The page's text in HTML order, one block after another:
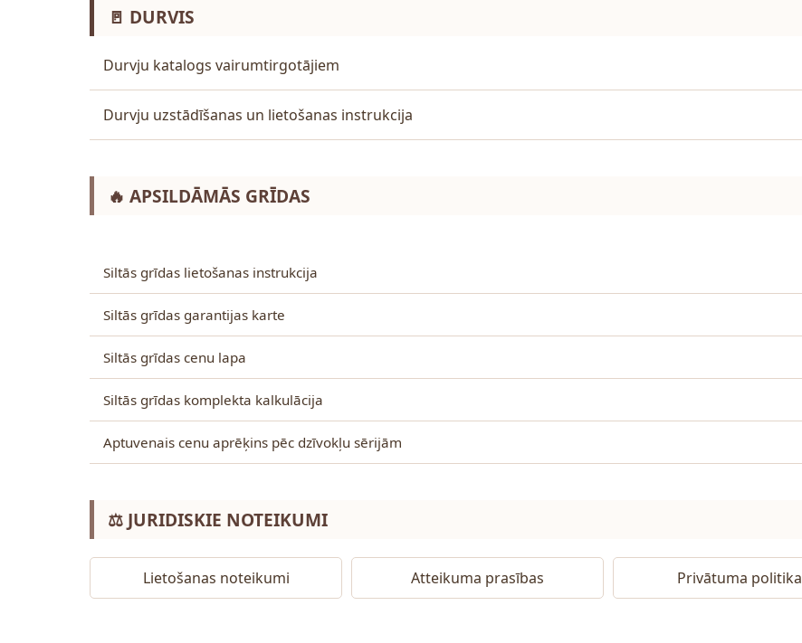
🚪 DURVIS
Durvju katalogs vairumtirgotājiem
Durvju uzstādīšanas un lietošanas instrukcija
🔥 APSILDĀMĀS GRĪDAS
Siltās grīdas lietošanas instrukcija
Siltās grīdas garantijas karte
Siltās grīdas cenu lapa
Siltās grīdas komplekta kalkulācija
Aptuvenais cenu aprēķins pēc dzīvokļu sērijām
⚖️ JURIDISKIE NOTEIKUMI
Lietošanas noteikumi Atteikuma prasības Privātuma politika